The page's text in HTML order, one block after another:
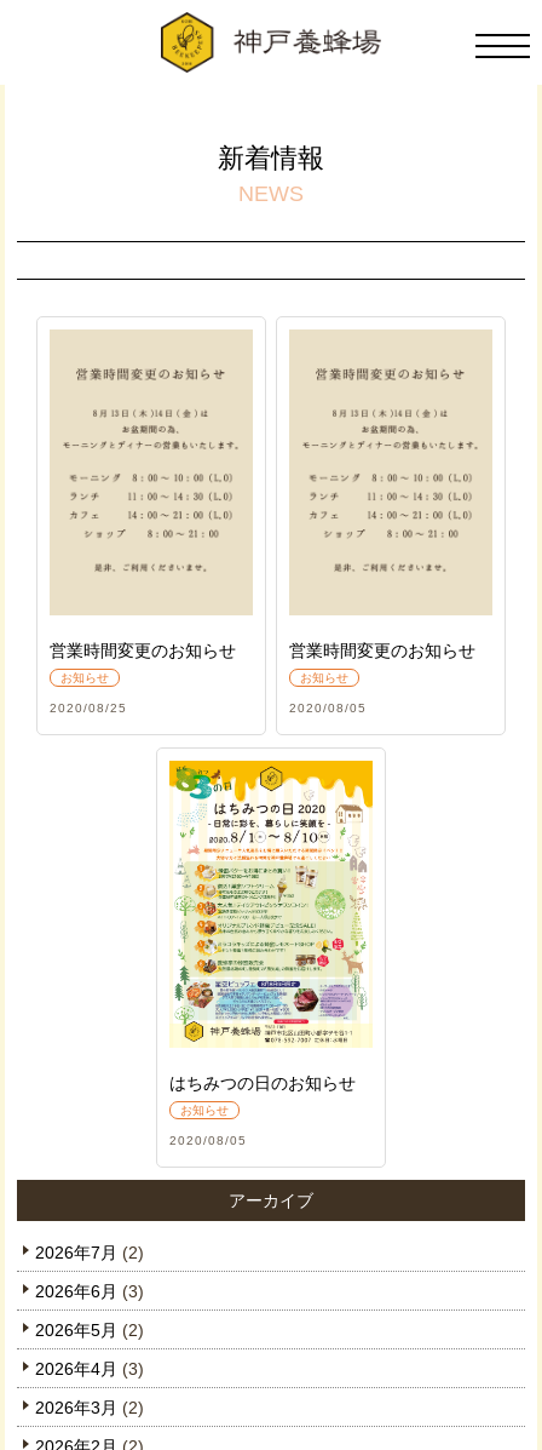
新着情報
NEWS
営業時間変更のお知らせ
お知らせ
2020/08/25
営業時間変更のお知らせ
お知らせ
2020/08/05
はちみつの日のお知らせ
お知らせ
2020/08/05
アーカイブ
2026年7月 (2)
2026年6月 (3)
2026年5月 (2)
2026年4月 (3)
2026年3月 (2)